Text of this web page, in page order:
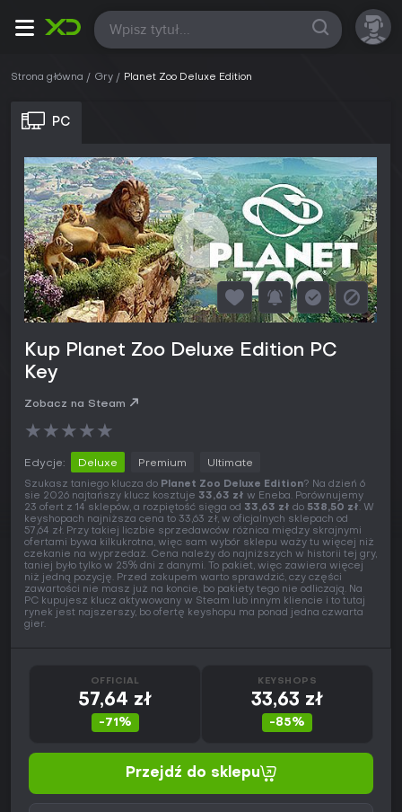
Wszystkie
Strona główna Gry Planet Zoo Deluxe Edition
PC
Kup Planet Zoo Deluxe Edition PC
Key
Zobacz na Steam
★★★★★
Edycje: Deluxe Premium Ultimate
Szukasz taniego klucza do Planet Zoo Deluxe Edition? Na dzień 6
sie 2026 najtańszy klucz kosztuje 33,63 zł w Eneba. Porównujemy
23 ofert z 14 sklepów, a rozpiętość sięga od 33,63 zł do 538,50 zł. W
keyshopach najniższa cena to 33,63 zł, w oficjalnych sklepach od
57,64 zł. Przy takiej liczbie sprzedawców różnica między skrajnymi
ofertami bywa kilkukrotna, więc sam wybór sklepu waży tu więcej niż
czekanie na wyprzedaż. Cena należy do najniższych w historii tej gry,
taniej było tylko w 25% dni z danymi. To pakiet, więc zawiera więcej
niż jedną pozycję. Przed zakupem warto sprawdzić, czy części
zawartości nie masz już na koncie, bo pakiety tego nie odliczają. Na
PC kupujesz klucz aktywowany w Steam lub innym kliencie i to tutaj
rynek jest najszerszy, bo ofertę keyshopu ma ponad jedna czwarta
gier.
OFFICIAL
57,64 zł
-71%
KEYSHOPS
33,63 zł
-85%
Przejdź do sklepu